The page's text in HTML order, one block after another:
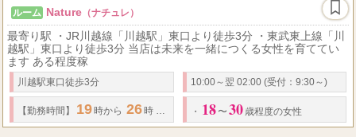
ルーム Nature （ナチュレ）
最寄り駅 ・JR川越線「川越駅」東口より徒歩3分 ・東武東上線「川
越駅」東口より徒歩3分 当店は未来を一緒につくる女性を育ててい
ます ある程度稼
川越駅東口徒歩3分 10:00～翌 02:00 (受付：9:30～)
【勤務時間】 19 時から 26 時 分✕ 3 36,000円（オプション
・ 18 〜 30 歳程度の女性